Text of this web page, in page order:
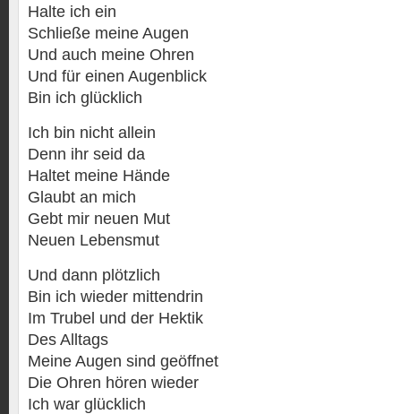
Halte ich ein
Schließe meine Augen
Und auch meine Ohren
Und für einen Augenblick
Bin ich glücklich
Ich bin nicht allein
Denn ihr seid da
Haltet meine Hände
Glaubt an mich
Gebt mir neuen Mut
Neuen Lebensmut
Und dann plötzlich
Bin ich wieder mittendrin
Im Trubel und der Hektik
Des Alltags
Meine Augen sind geöffnet
Die Ohren hören wieder
Ich war glücklich